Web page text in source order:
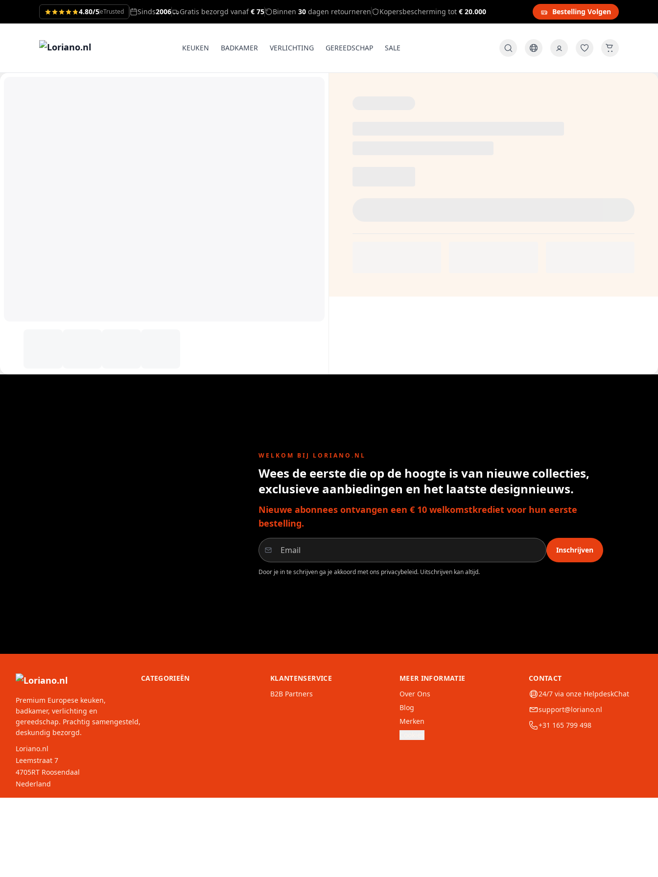
4.80/5eTrusted Sinds2006 Gratis bezorgd vanaf€ 75 Binnen 30 dagen retourneren Kopersbescherming tot € 20.000 Bestelling Volgen
KEUKEN BADKAMER VERLICHTING GEREEDSCHAP SALE
WELKOM BIJ LORIANO.NL
Wees de eerste die op de hoogte is van nieuwe collecties,
exclusieve aanbiedingen en het laatste designnieuws.
Nieuwe abonnees ontvangen een € 10 welkomstkrediet voor hun eerste
bestelling.
Inschrijven
Door je in te schrijven ga je akkoord met ons privacybeleid. Uitschrijven kan altijd.
Premium Europese keuken,
badkamer, verlichting en
gereedschap. Prachtig samengesteld,
deskundig bezorgd.
Loriano.nl
Leemstraat 7
4705RT Roosendaal
Nederland
CATEGORIEËN
KLANTENSERVICE
B2B Partners
MEER INFORMATIE
Over Ons
Blog
Merken
CONTACT
24/7 via onze HelpdeskChat
support@loriano.nl
+31 165 799 498